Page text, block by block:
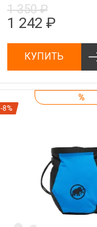
1 350 ₽
1 242 ₽
КУПИТЬ
%
-8%